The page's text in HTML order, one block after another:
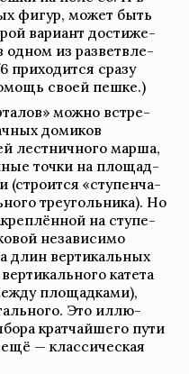
фигур, может быть
вари­ант достиже­
одном из раз­ветв­ле­
при­хо­дится сразу
своей пешке.)
можно встре­
доми­ков
лест­нич­ного марша,
точки на площад­
(стро­ится «ступен­ча­
тре­уголь­ника). Но
на ступе­
неза­ви­симо
длин вер­ти­каль­ных
катета
площад­ками),
Это иллю­
крат­чайшего пути
— клас­си­че­ская